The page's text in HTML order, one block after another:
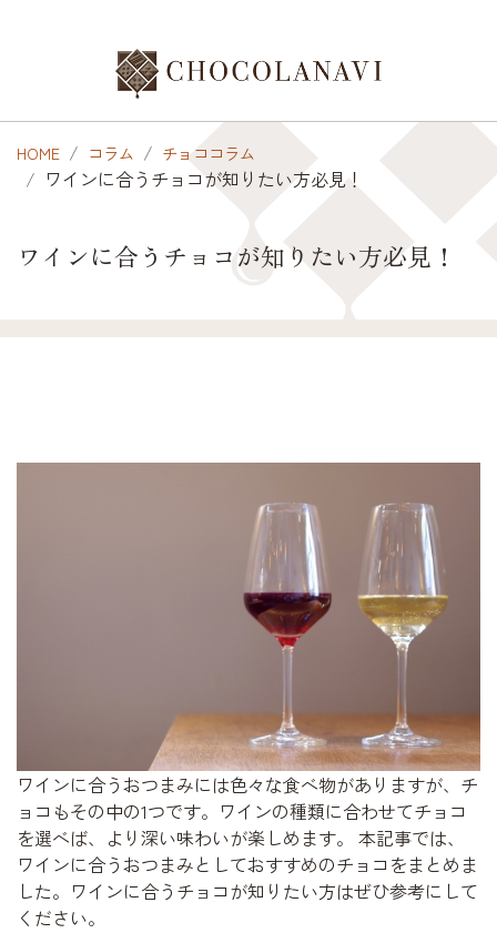
HOME コラム チョココラム
ワインに合うチョコが知りたい方必見！
ワインに合うチョコが知りたい方必見！
ワインに合うおつまみには色々な食べ物がありますが、チ
ョコもその中の1つです。ワインの種類に合わせてチョコ
を選べば、より深い味わいが楽しめます。 本記事では、
ワインに合うおつまみとしておすすめのチョコをまとめま
した。ワインに合うチョコが知りたい方はぜひ参考にして
ください。